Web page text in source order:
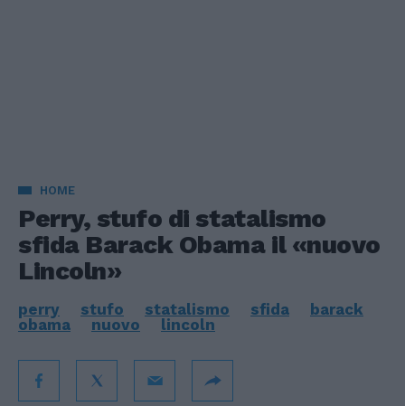
HOME
Perry, stufo di statalismo
sfida Barack Obama il «nuovo
Lincoln»
perry stufo statalismo sfida
barack
obama
nuovo lincoln